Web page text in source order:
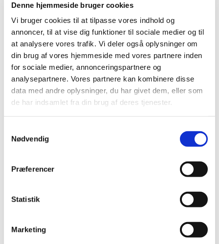
Denne hjemmeside bruger cookies
Vi bruger cookies til at tilpasse vores indhold og
annoncer, til at vise dig funktioner til sociale medier og til
at analysere vores trafik. Vi deler også oplysninger om
din brug af vores hjemmeside med vores partnere inden
for sociale medier, annonceringspartnere og
analysepartnere. Vores partnere kan kombinere disse
data med andre oplysninger, du har givet dem, eller som
de har indsamlet fra din brug af deres tjenester.
Nødvendig
Præferencer
Statistik
Marketing
Standard salgspris DKK
69,00
DKK 20,00
DKK 16,00 ekskl. moms
Køb nu
På lager
Compact
DKK 45,00
DKK 36,00 ekskl. moms
Køb nu
På lager
naturligt vandplejeprodukt, der forbedrer vandkvaliteten i
både ferskvandsakvarier, saltvandsakvarier og